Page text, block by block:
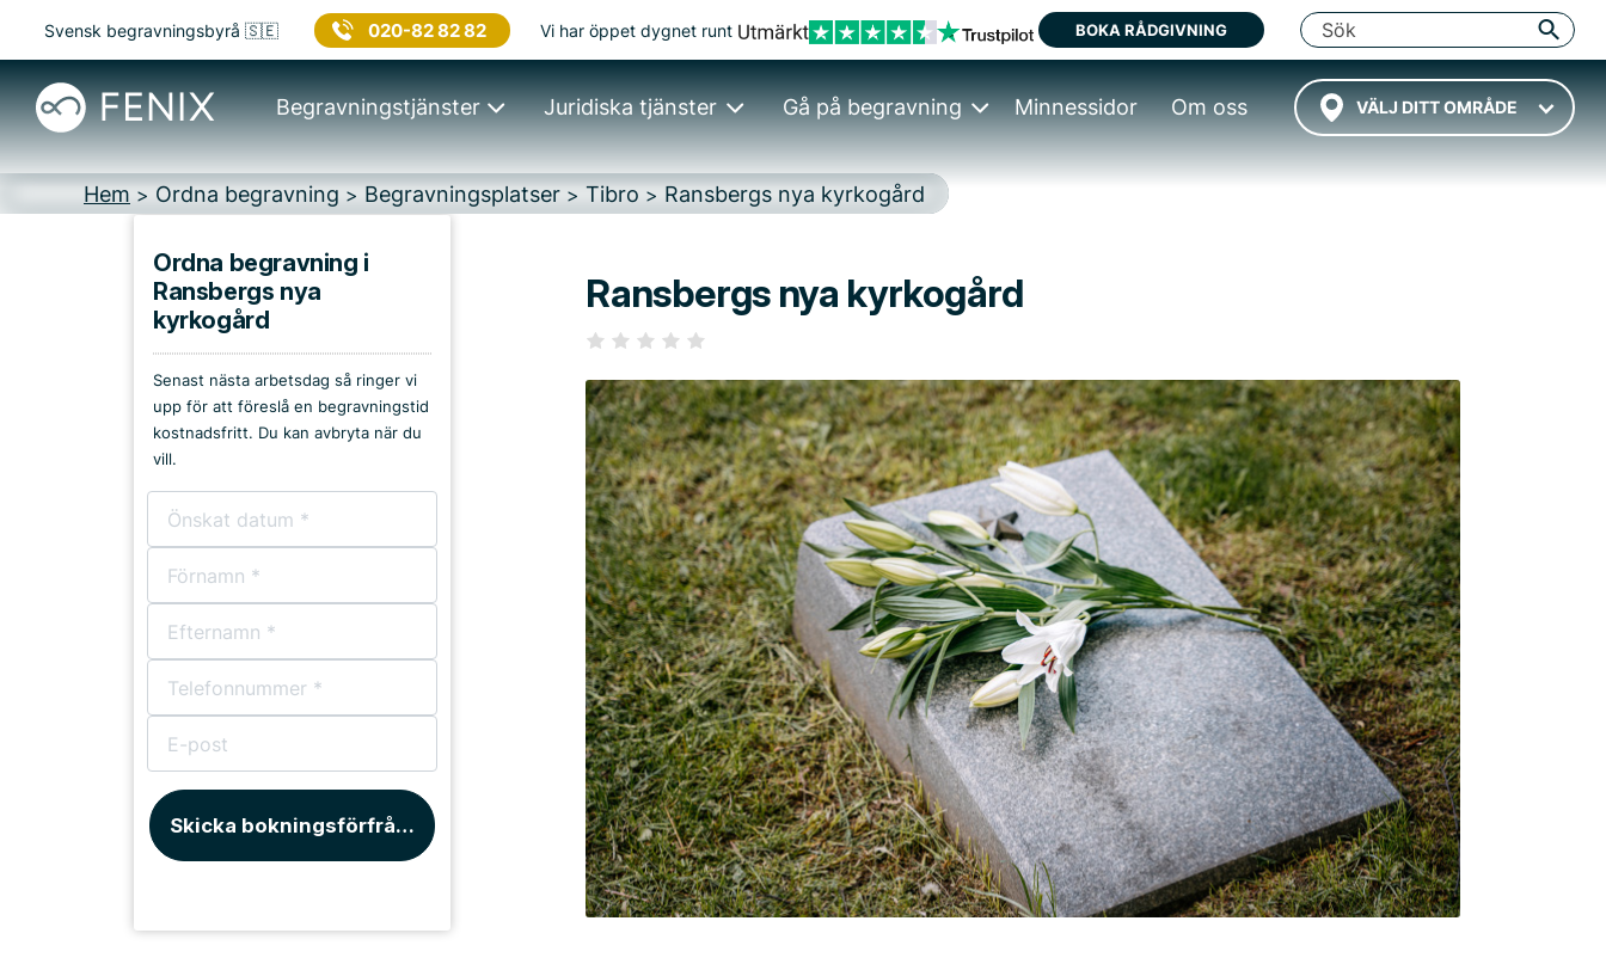
Svensk begravningsbyrå 🇸🇪 020-82 82 82 Vi har öppet dygnet runt BOKA RÅDGIVNING
VÄLJ DITT OMRÅDE
Begravningstjänster Juridiska tjänster Gå på begravning Minnessidor Om oss
Hem > Ordna begravning > Begravningsplatser > Tibro > Ransbergs nya kyrkogård
Platser i Tibro
Begravningsplatser
Församlingshem
Bårhus
Ordna begravning i
Ransbergs nya
kyrkogård
Senast nästa arbetsdag så ringer vi
upp för att föreslå en begravningstid
kostnadsfritt. Du kan avbryta när du
vill.
Skicka bokningsförfrågan
Ransbergs nya kyrkogård